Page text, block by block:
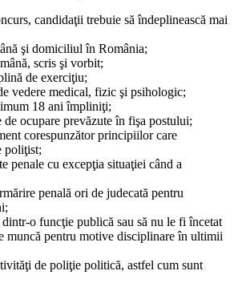
candidaţii trebuie să îndeplinească mai
şi domiciliul în România;
scris şi vorbit;
de exerciţiu;
vedere medical, fizic şi psihologic;
18 ani împliniţi;
ocupare prevăzute în fişa postului;
corespunzător principiilor care
poliţist;
penale cu excepţia situaţiei când a
penală ori de judecată pentru
o funcţie publică sau să nu le fi încetat
muncă pentru motive disciplinare în ultimii
de poliţie politică, astfel cum sunt